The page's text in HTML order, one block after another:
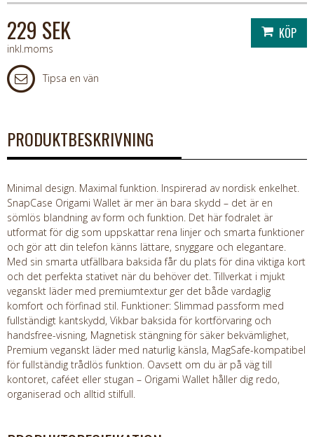
229 SEK
inkl.moms
Tipsa en vän
PRODUKTBESKRIVNING
Minimal design. Maximal funktion. Inspirerad av nordisk enkelhet.
SnapCase Origami Wallet är mer än bara skydd – det är en
sömlös blandning av form och funktion. Det här fodralet är
utformat för dig som uppskattar rena linjer och smarta funktioner
och gör att din telefon känns lättare, snyggare och elegantare.
Med sin smarta utfällbara baksida får du plats för dina viktiga kort
och det perfekta stativet när du behöver det. Tillverkat i mjukt
veganskt läder med premiumtextur ger det både vardaglig
komfort och förfinad stil. Funktioner: Slimmad passform med
fullständigt kantskydd, Vikbar baksida för kortförvaring och
handsfree-visning, Magnetisk stängning för säker bekvämlighet,
Premium veganskt läder med naturlig känsla, MagSafe-kompatibel
för fullständig trådlös funktion. Oavsett om du är på väg till
kontoret, caféet eller stugan – Origami Wallet håller dig redo,
organiserad och alltid stilfull.